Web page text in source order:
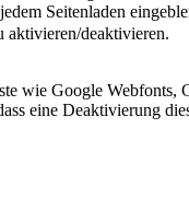
Seitenladen
deaktivieren.
wie Google
eine Deaktivierung